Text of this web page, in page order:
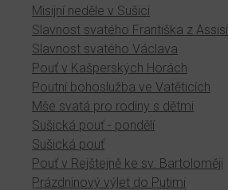
Misijní neděle v Sušici
Slavnost svatého Františka z Assisi
Slavnost svatého Václava
Pouť v Kašperských Horách
Poutní bohoslužba ve Vatěticích
Mše svatá pro rodiny s dětmi
Sušická pouť - pondělí
Sušická pouť
Pouť v Rejštejně ke sv. Bartoloměji
Prázdninový výlet do Putimi